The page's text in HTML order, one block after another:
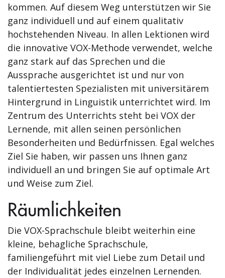
kommen. Auf diesem Weg unterstützen wir Sie
ganz individuell und auf einem qualitativ
hochstehenden Niveau. In allen Lektionen wird
die innovative VOX-Methode verwendet, welche
ganz stark auf das Sprechen und die
Aussprache ausgerichtet ist und nur von
talentiertesten Spezialisten mit universitärem
Hintergrund in Linguistik unterrichtet wird. Im
Zentrum des Unterrichts steht bei VOX der
Lernende, mit allen seinen persönlichen
Besonderheiten und Bedürfnissen. Egal welches
Ziel Sie haben, wir passen uns Ihnen ganz
individuell an und bringen Sie auf optimale Art
und Weise zum Ziel.
Räumlichkeiten
Die VOX-Sprachschule bleibt weiterhin eine
kleine, behagliche Sprachschule,
familiengeführt mit viel Liebe zum Detail und
der Individualität jedes einzelnen Lernenden.